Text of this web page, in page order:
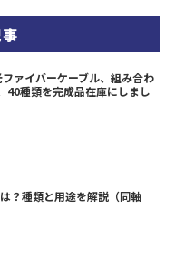
ァイバーケーブル、組み合わ
40種類を完成品在庫にしまし
？種類と用途を解説（同軸